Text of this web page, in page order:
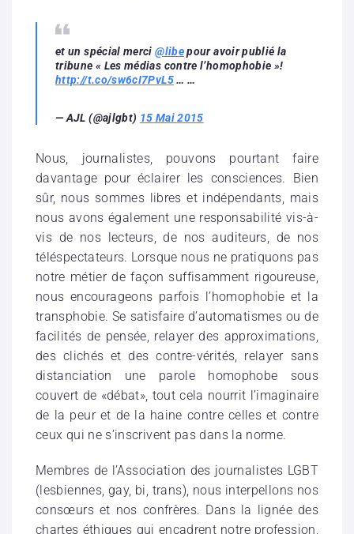
et un spécial merci@libepour avoir publié la
tribune « Les médias contre l’homophobie »!
http://t.co/sw6cI7PvL5… …
— AJL (@ajlgbt) 15 Mai 2015
Nous, journalistes, pouvons pourtant faire
davantage pour éclairer les consciences. Bien
sûr, nous sommes libres et indépendants, mais
nous avons également une responsabilité vis-à-
vis de nos lecteurs, de nos auditeurs, de nos
téléspectateurs. Lorsque nous ne pratiquons pas
notre métier de façon suffisamment rigoureuse,
nous encourageons parfois l’homophobie et la
transphobie. Se satisfaire d’automatismes ou de
facilités de pensée, relayer des approximations,
des clichés et des contre-vérités, relayer sans
distanciation une parole homophobe sous
couvert de «débat», tout cela nourrit l’imaginaire
de la peur et de la haine contre celles et contre
ceux qui ne s’inscrivent pas dans la norme.
Membres de l’Association des journalistes LGBT
(lesbiennes, gay, bi, trans), nous interpellons nos
consœurs et nos confrères. Dans la lignée des
chartes éthiques qui encadrent notre profession,